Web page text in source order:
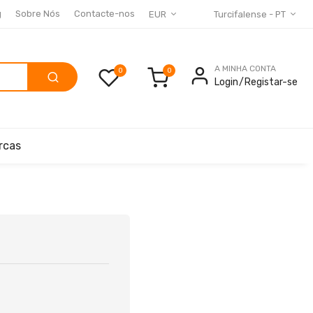
EUR Turcifalense - PT
Sobre Nós Contacte-nos
0 A MINHA CONTA
Login Registar-se